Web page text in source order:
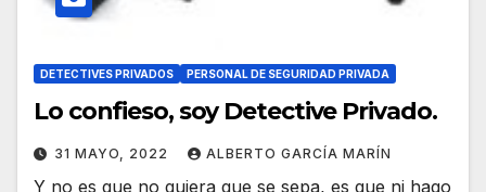
DETECTIVES PRIVADOS PERSONAL DE SEGURIDAD PRIVADA
Lo confieso, soy Detective Privado.
31 MAYO, 2022 ALBERTO GARCÍA MARÍN
Y no es que no quiera que se sepa, es que ni hago